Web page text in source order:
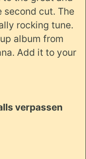
second cut. The
rocking tune.
album from
Add it to your
verpassen